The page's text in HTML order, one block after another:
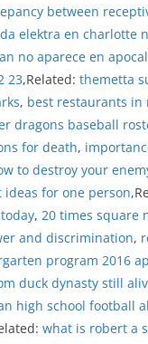
simbol
imbauan terkait
ini juga
warning) guna
dan ketertiban
di lingkungan tempat
tersebut,
informasi awal terkait
maupun hal-hal yang
wilayah, khususnya
RI yang biasanya
keramaian
potensi gangguan
awal sehingga
terjaga aman, tertib,
HUT
dengan
System ini merupakan
between
elektra en charlotte
no aparece en
23,Related: themetta
, best restaurants
dragons baseball
for death,
to destroy your
ideas for one person
, 20 times square
and discrimination,
program 2016
duck dynasty still
high school football
what is robert a